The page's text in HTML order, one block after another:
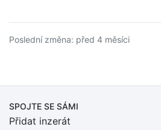
Poslední změna: před 4 měsíci
SPOJTE SE SÁMI
Přidat inzerát